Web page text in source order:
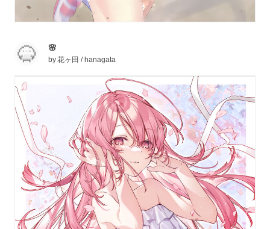
🌸
by花ヶ田 / hanagata